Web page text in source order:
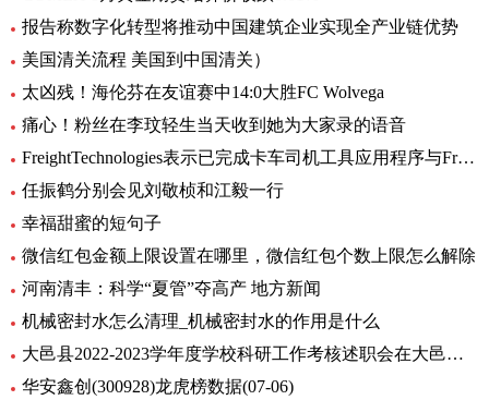
报告称数字化转型将推动中国建筑企业实现全产业链优势
美国清关流程 美国到中国清关）
太凶残！海伦芬在友谊赛中14:0大胜FC Wolvega
痛心！粉丝在李玟轻生当天收到她为大家录的语音
FreightTechnologies表示已完成卡车司机工具应用程序与Fr8App货运匹配平台的集成
任振鹤分别会见刘敬桢和江毅一行
幸福甜蜜的短句子
微信红包金额上限设置在哪里，微信红包个数上限怎么解除
河南清丰：科学“夏管”夺高产 地方新闻
机械密封水怎么清理_机械密封水的作用是什么
大邑县2022-2023学年度学校科研工作考核述职会在大邑县北街小学举行
华安鑫创(300928)龙虎榜数据(07-06)